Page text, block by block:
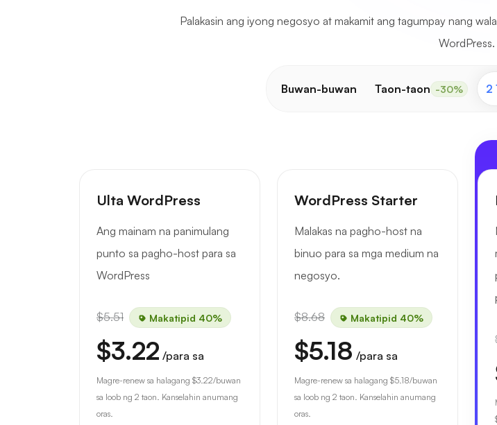
Palakasin ang iyong negosyo at makamit ang tagumpay nang
WordPress.
Buwan-buwan Taon-taon -30% 2
Ulta WordPress
Ang mainam na panimulang
punto sa pagho-host para sa
WordPress
$5.51 Makatipid 40%
$3.22 /para sa
Magre-renew sa halagang $3.22/buwan
sa loob ng 2 taon. Kanselahin anumang
oras.
WordPress Starter
Malakas na pagho-host na
binuo para sa mga medium na
negosyo.
$8.68 Makatipid 40%
$5.18 /para sa
Magre-renew sa halagang $5.18/buwan
sa loob ng 2 taon. Kanselahin anumang
oras.